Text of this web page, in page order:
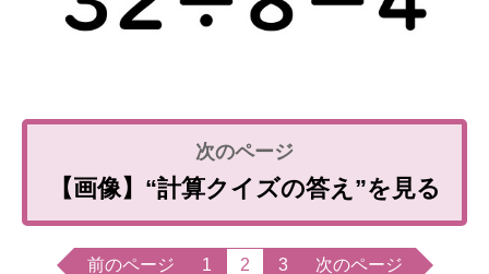
【画像】“計算クイズの答え”を見る
前のページ 1 2 3 次のページ